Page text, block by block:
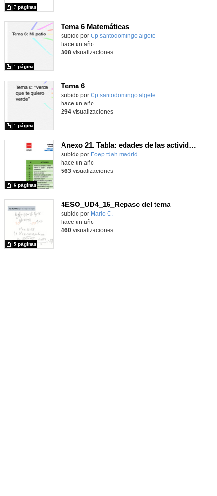
7 páginas
Tema 6 Matemáticas
Contenido educativo.
subido por Cp santodomingo algete
1 página
hace un año
308visualizaciones
Tema 6
Contenido educativo.
subido por Cp santodomingo algete
1 página
hace un año
294visualizaciones
Anexo 21. Tabla: edades de las actividades para las capacidades lingüísticas
Contenido educativo.
subido por Eoep tdah madrid
6 páginas
hace un año
563visualizaciones
4ESO_UD4_15_Repaso del tema
Contenido educativo.
subido por Mario C.
5 páginas
hace un año
460visualizaciones